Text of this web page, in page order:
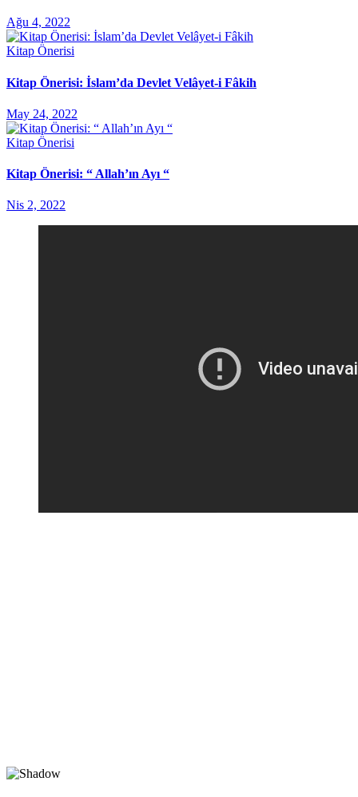
Ağu 4, 2022
Kitap Önerisi
Kitap Önerisi: İslam’da Devlet Velâyet-i Fâkih
May 24, 2022
Kitap Önerisi
Kitap Önerisi: “ Allah’ın Ayı “
Nis 2, 2022